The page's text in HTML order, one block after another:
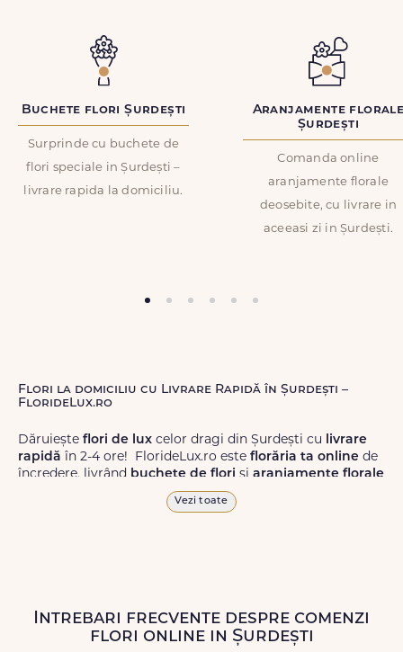
Buchete flori Șurdești
Surprinde cu buchete de
flori speciale in Șurdești –
livrare rapida la domiciliu.
Aranjamente
Șurdești
Comanda online
aranjamente florale
deosebite, cu livrare in
aceeasi zi in Șurdești.
Flori la domiciliu cu Livrare Rapidă în Șurdești –
FlorideLux.ro
Dăruiește flori de lux celor dragi din Șurdești cu livrare
rapidă în 2-4 ore! FlorideLux.ro este florăria ta online de
încredere, livrând buchete de flori și aranjamente florale
de calitate superioară în Șurdești și în toată România.
Livrăm buchete de florichiar și în weekend, pentru ca tu
să poți adresa un gest frumos atunci când ai nevoie.
Vezi toate
Intrebari frecvente despre comenzi
flori online in Șurdești